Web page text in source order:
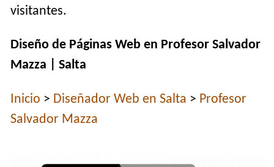
visitantes.
Diseño de Páginas Web en Profesor Salvador
Mazza | Salta
Inicio > Diseñador Web en Salta > Profesor
Salvador Mazza